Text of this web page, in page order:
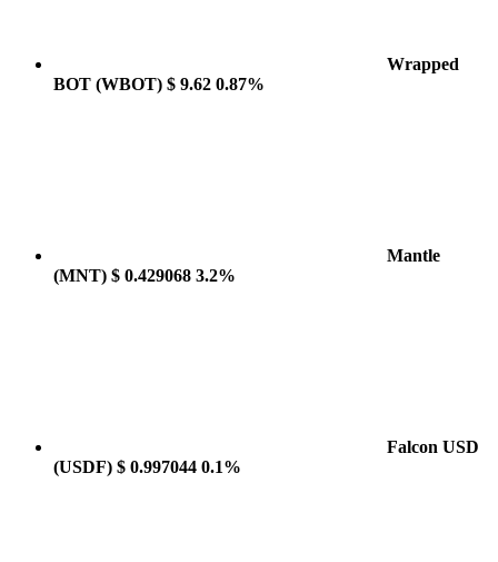
Wrapped
BOT (WBOT) $ 9.62 0.87%
Mantle
(MNT) $ 0.429068 3.2%
Falcon USD
(USDF) $ 0.997044 0.1%